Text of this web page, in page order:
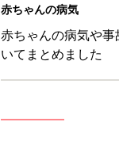
赤ちゃんの病気
赤ちゃんの病気や
いてまとめました